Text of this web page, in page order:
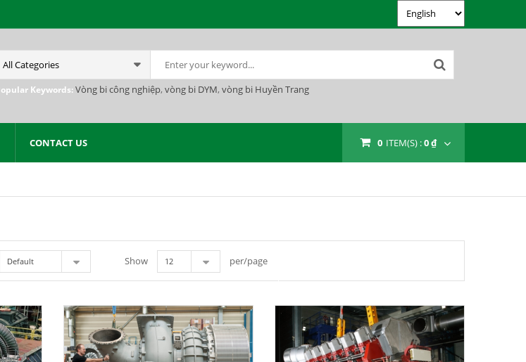
Keywords: Vòng bi công nghiệp, vòng bi DYM, vòng bi Huyền Trang
CONTACT US 0 ITEM(S) :0 ₫
Default Show 12 per/page